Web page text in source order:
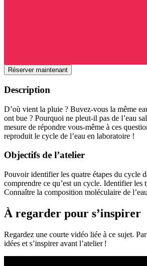
Réserver maintenant
Description
D’où vient la pluie ? Buvez-vous la même
ont bue ? Pourquoi ne pleut-il pas de l’eau
mesure de répondre vous-même à ces
reproduit le cycle de l’eau en laboratoire !
Objectifs de l’atelier
Pouvoir identifier les quatre étapes du cycle
comprendre ce qu’est un cycle. Identifier les
Connaître la composition moléculaire de
À regarder pour s’inspirer
Regardez une courte vidéo liée à ce sujet.
idées et s’inspirer avant l’atelier !